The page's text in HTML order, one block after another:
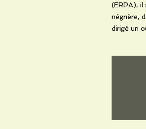
(ERPA), il
négrière,
dirigé un